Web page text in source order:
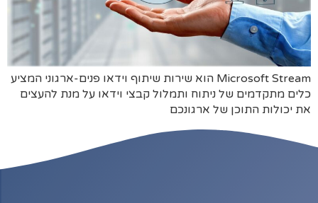
Microsoft Stream הוא שירות שיתוף וידאו פנים-ארגוני המציע
כלים מתקדמים של ניתוח ותמלול קבצי וידאו על מנת להעצים
את יכולות התוכן של ארגונכם